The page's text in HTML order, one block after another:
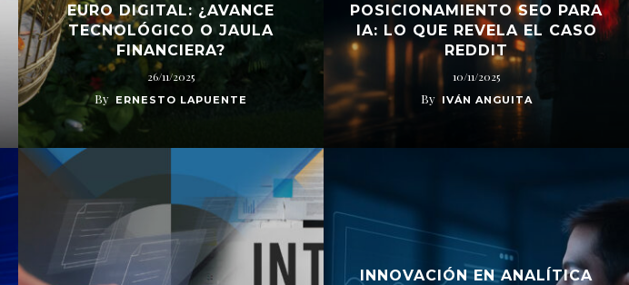
EURO DIGITAL: ¿AVANCE
TECNOLÓGICO O JAULA
FINANCIERA?
26/11/2025
By ERNESTO LAPUENTE
POSICIONAMIENTO SEO PARA
IA: LO QUE REVELA EL CASO
REDDIT
10/11/2025
By IVÁN ANGUITA
INNOVACIÓN EN ANALÍTICA